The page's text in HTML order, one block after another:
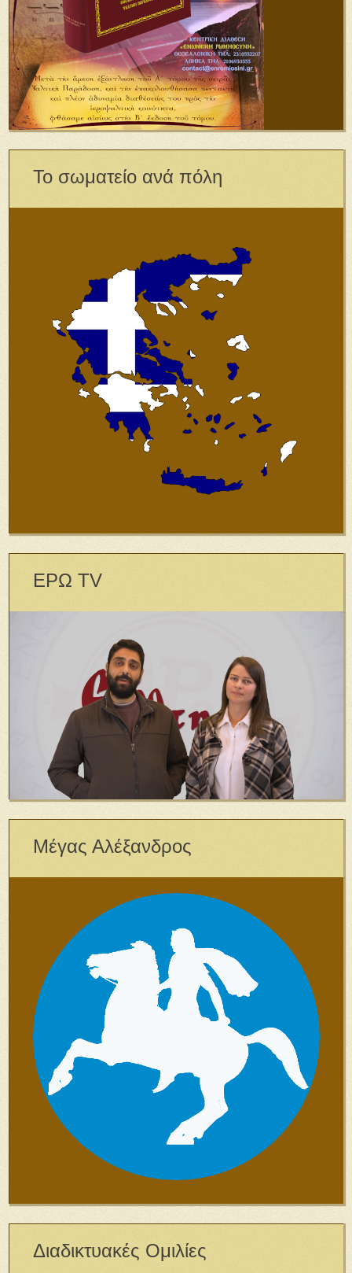
Το σωματείο ανά πόλη
ΕΡΩ TV
Μέγας Αλέξανδρος
Διαδικτυακές Ομιλίες